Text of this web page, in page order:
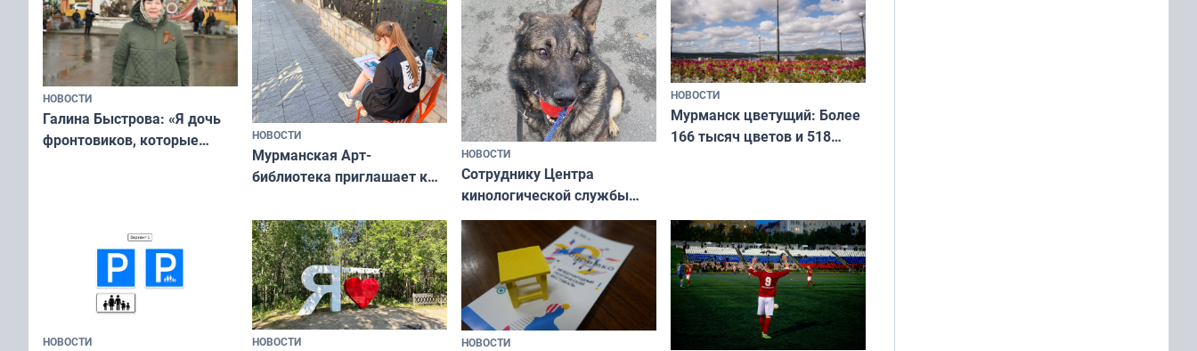
НОВОСТИ
Галина Быстрова: «Я дочь
фронтовиков, которые
НОВОСТИ
Мурманская Арт-
библиотека приглашает к
и фотографов
НОВОСТИ
Сотруднику Центра
кинологической службы
ищут новый дом
НОВОСТИ
Мурманск цветущий: Более
166 тысяч цветов и 518
НОВОСТИ НОВОСТИ НОВОСТИ